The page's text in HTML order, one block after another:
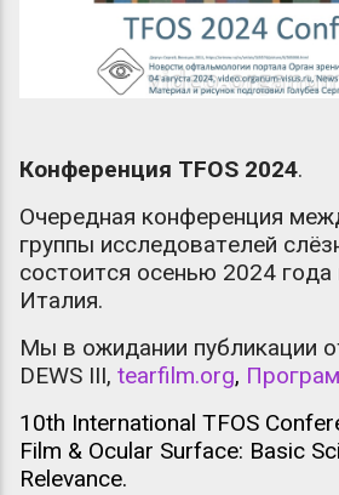
Конференция TFOS 2024.
Очередная конференция
группы исследователей
состоится осенью 2024 года
Италия.
Мы в ожидании публикации
DEWS III, tearfilm.org,
10th International TFOS
Film & Ocular Surface: Basic
Relevance.